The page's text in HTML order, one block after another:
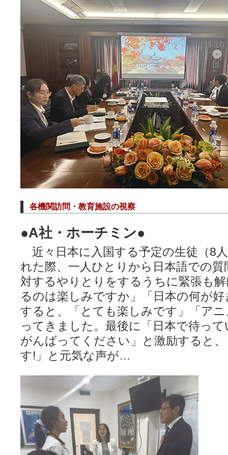
各機関訪問・教育施設の視察
●A社・ホーチミン●
近々日本に入国する予定の生徒（8
れた際、一人ひとりから日本語での
対するやりとりをするうちに緊張も
るのは楽しみですか」「日本の何が
すると、「とても楽しみです」「ア
ってきました。最後に「日本で待っ
がんばってください」と激励すると
す!」と元気な声が…